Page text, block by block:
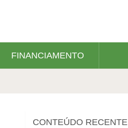
FINANCIAMENTO
CONTEÚDO RECENTE